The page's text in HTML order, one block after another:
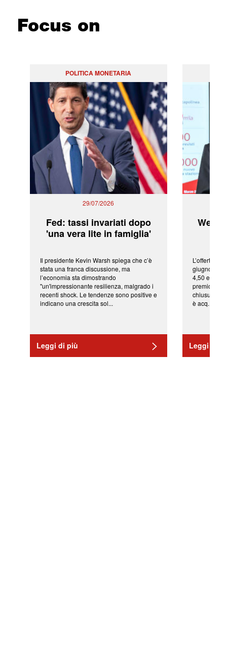
Focus on
POLITICA MONETARIA
29/07/2026
Fed: tassi invariati dopo
'una vera lite in famiglia'
Il presidente Kevin Warsh spiega che c’è
stata una franca discussione, ma
l’economia sta dimostrando
"un'impressionante resilienza, malgrado i
recenti shock. Le tendenze sono positive e
indicano una crescita sol...
Leggi di più
L’offerta
giugno da
4,50 euro
premio di
chiusura
è acq...
Leggi di